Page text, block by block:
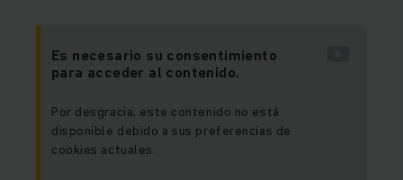
Es necesario su consentimiento
para acceder al contenido.
Por desgracia, este contenido no está
disponible debido a sus preferencias de
cookies actuales.